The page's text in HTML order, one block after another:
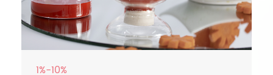
1%-10%